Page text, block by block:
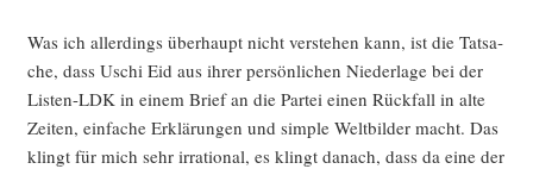
Was ich aller­dings über­haupt nicht ver­ste­hen kann, ist die Tat­sa­
che, dass Uschi Eid aus ihrer per­sön­li­chen Nie­der­la­ge bei der
Lis­ten-LDK in einem Brief an die Par­tei einen Rück­fall in alte
Zei­ten, ein­fa­che Erklä­run­gen und simp­le Welt­bil­der macht. Das
klingt für mich sehr irra­tio­nal, es klingt danach, dass da eine der